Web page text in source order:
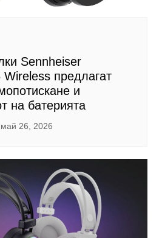
Sennheiser
предлагат
и
на батерията
май 26, 2026